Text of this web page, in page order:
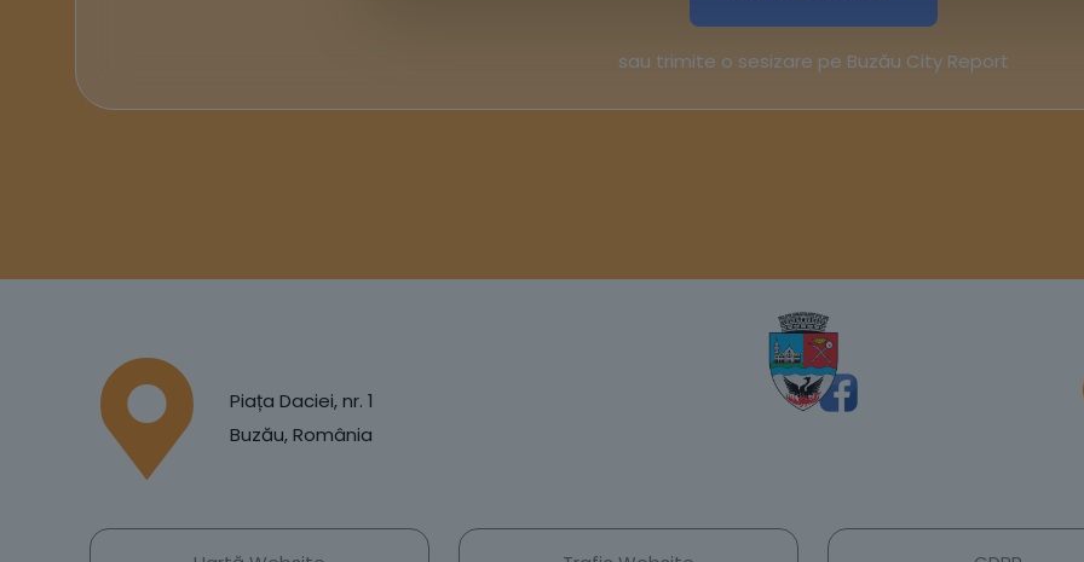
sau trimite o sesizare pe Buzău City Report
Piața Daciei, nr. 1
Buzău, România